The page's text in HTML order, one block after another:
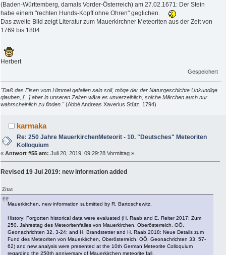
(Baden-Württemberg, damals Vorder-Österreich) am 27.02.1671: Der Stein
habe einem "rechten Hunds-Kopff ohne Ohren" geglichen.
Das zweite Bild zeigt Literatur zum Mauerkirchner Meteoriten aus der Zeit von
1769 bis 1804.
Herbert
Gespeichert
"Daß das Eisen vom Himmel gefallen sein soll, möge der der Naturgeschichte Unkundige
glauben, [...] aber in unseren Zeiten wäre es unverzeihlich, solche Märchen auch nur
wahrscheinlich zu finden."(Abbé Andreas Xaverius Stütz, 1794)
karmaka
Re: 250 Jahre MauerkirchenMeteorit - 10. "Deutsches" Meteoriten
Kolloquium
« Antwort #55 am: Juli 20, 2019, 09:29:28 Vormittag »
Revised 19 Jul 2019: new information added
Zitat
Mauerkirchen, new information submitted by R. Bartoschewitz.
History: Forgotten historical data were evaluated (H. Raab and E. Reiter 2017: Zum
250. Jahrestag des Meteoritenfalles von Mauerkirchen, Oberösterreich. OÖ.
Geonachrichten 32, 3-24; and H. Brandstetter and H. Raab 2018: Neue Details zum
Fund des Meteoriten von Mauerkirchen, Oberösterreich. OÖ. Geonachrichten 33, 57-
62) and new analysis were presented at the 10th German Meteorite Colloquium
regarding the 250th anniversary of Mauerkirchen meteorite fall.